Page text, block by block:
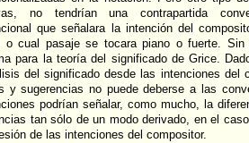
no tendrían una contrapartida
que señalara la intención del
o cual pasaje se tocara piano o fuerte. Sin
para la teoría del significado de Grice.
del significado desde las intenciones del
y sugerencias no puede deberse a las
podrían señalar, como mucho, la
tan sólo de un modo derivado, en el
de las intenciones del compositor.